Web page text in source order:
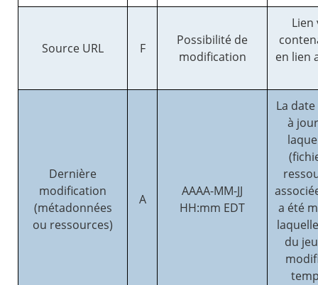
Source URL F
Possibilité de
modification
Lien
en lien
Dernière
modification
(métadonnées
ou ressources)
A
AAAA-MM-JJ
HH:mm EDT
La
à
a été
du